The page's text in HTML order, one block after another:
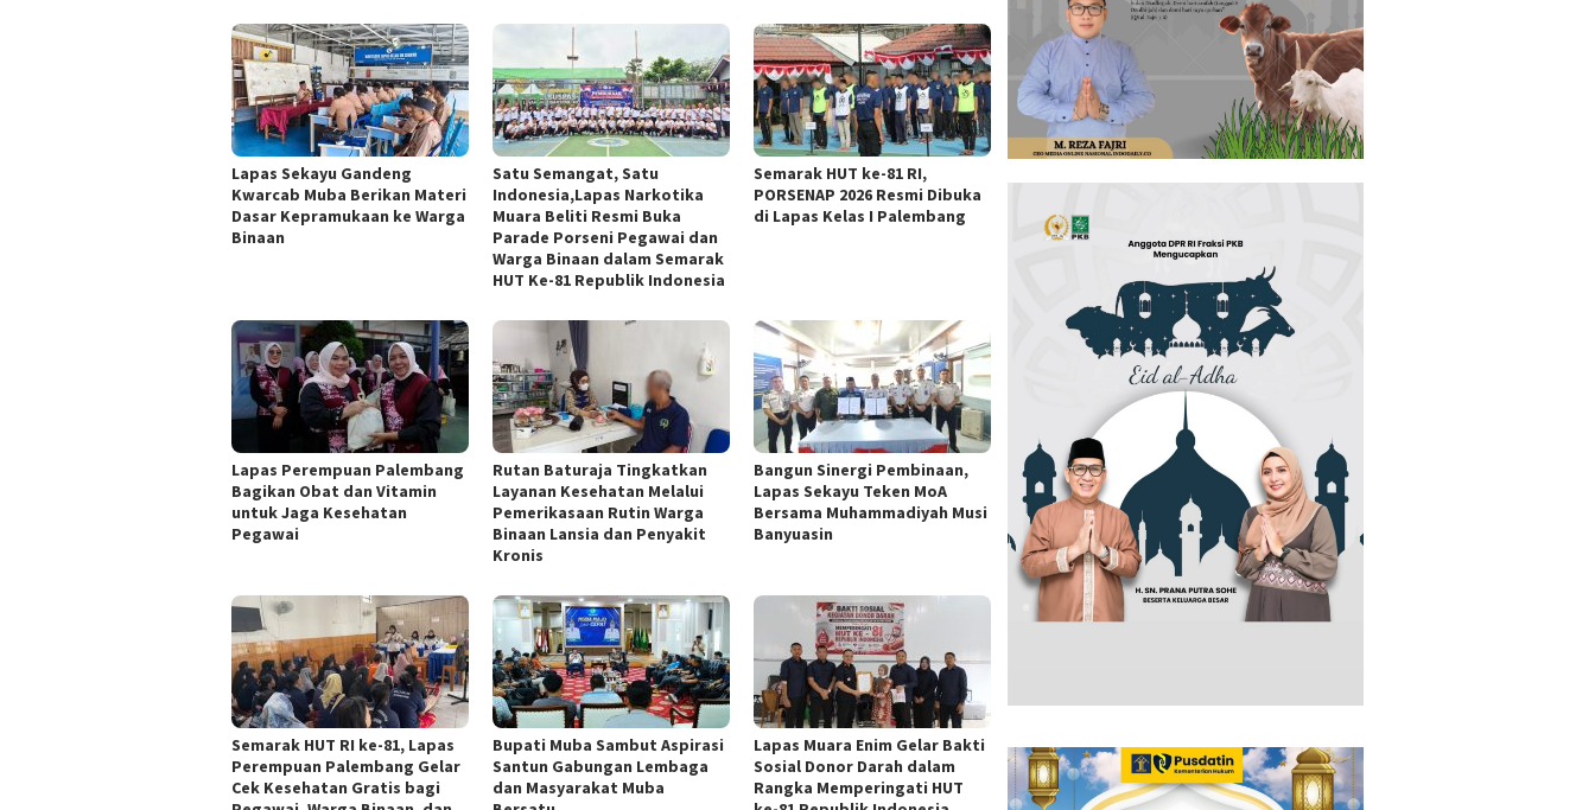
Lapas Sekayu Gandeng
Kwarcab Muba Berikan Materi
Dasar Kepramukaan ke Warga
Binaan
Satu Semangat, Satu
Indonesia,Lapas Narkotika
Muara Beliti Resmi Buka
Parade Porseni Pegawai dan
Warga Binaan dalam Semarak
HUT Ke-81 Republik Indonesia
Semarak HUT ke-81 RI,
PORSENAP 2026 Resmi Dibuka
di Lapas Kelas I Palembang
Lapas Perempuan Palembang
Bagikan Obat dan Vitamin
untuk Jaga Kesehatan
Pegawai
Rutan Baturaja Tingkatkan
Layanan Kesehatan Melalui
Pemerikasaan Rutin Warga
Binaan Lansia dan Penyakit
Kronis
Bangun Sinergi Pembinaan,
Lapas Sekayu Teken MoA
Bersama Muhammadiyah Musi
Banyuasin
Semarak HUT RI ke-81, Lapas
Perempuan Palembang Gelar
Cek Kesehatan Gratis bagi
Bupati Muba Sambut Aspirasi
Santun Gabungan Lembaga
dan Masyarakat Muba
Lapas Muara Enim Gelar Bakti
Sosial Donor Darah dalam
Rangka Memperingati HUT